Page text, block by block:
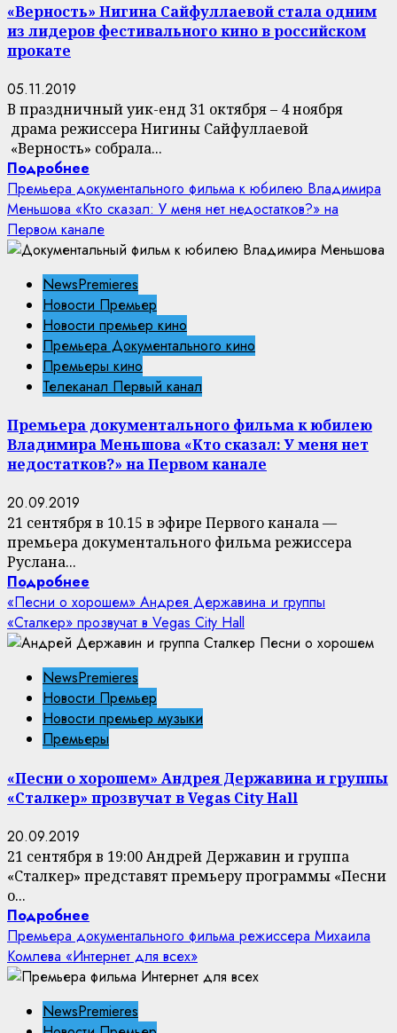
«Верность» Нигина Сайфуллаевой стала одним
из лидеров фестивального кино в российском
прокате
05.11.2019
В праздничный уик-енд 31 октября – 4 ноября
драма режиссера Нигины Сайфуллаевой
«Верность» собрала...
Подробнее
Премьера документального фильма к юбилею Владимира
Меньшова «Кто сказал: У меня нет недостатков?» на
Первом канале
NewsPremieres
Новости Премьер
Новости премьер кино
Премьера Документального кино
Премьеры кино
Телеканал Первый канал
Премьера документального фильма к юбилею
Владимира Меньшова «Кто сказал: У меня нет
недостатков?» на Первом канале
20.09.2019
21 сентября в 10.15 в эфире Первого канала —
премьера документального фильма режиссера
Руслана...
Подробнее
«Песни о хорошем» Андрея Державина и группы
«Сталкер» прозвучат в Vegas City Hall
NewsPremieres
Новости Премьер
Новости премьер музыки
Премьеры
«Песни о хорошем» Андрея Державина и группы
«Сталкер» прозвучат в Vegas City Hall
20.09.2019
21 сентября в 19:00 Андрей Державин и группа
«Сталкер» представят премьеру программы «Песни
о...
Подробнее
Премьера документального фильма режиссера Михаила
Комлева «Интернет для всех»
NewsPremieres